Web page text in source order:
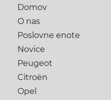
Domov
O nas
Poslovne enote
Novice
Peugeot
Citroën
Opel